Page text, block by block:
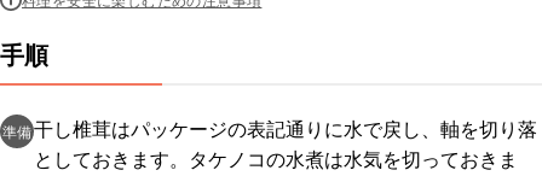
手順
準備干し椎茸はパッケージの表記通りに水で戻し、軸を切り落
としておきます。タケノコの水煮は水気を切っておきま